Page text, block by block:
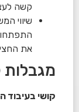
קשה
שיווי
את
מגבלות
קושי בעיבוד